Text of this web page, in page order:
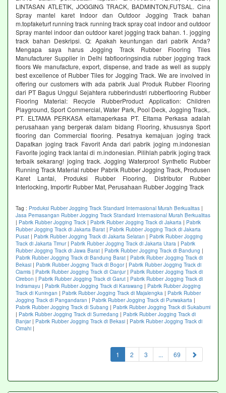
LINTASAN ATLETIK, JOGGING TRACK, BADMINTON,FUTSAL. Cina
Spray mantel karet Indoor dan Outdoor Jogging Track bahan
m.topfaketurf running track running track spray coat indoor and outdoor
Spray mantel indoor dan outdoor karet jogging track bahan. 1. jogging
track bahan Deskripsi. Q: Apakah keuntungan dari pabrik Anda?
Mengapa saya harus Jogging Track Rubber Flooring Tiles
Manufacturer Supplier in Delhi fabflooringsindia rubber jogging track
floors We manufacture, export, dispense, and trade as well as supply
best excellence of Rubber Tiles for Jogging Track. We are involved in
offering our customers with ada pabrik Jual Produk Rubber Flooring
dari PT Bagus Unggul Sejahtera rubberindustri rubberflooring Rubber
Flooring Material: Recycle RubberProduct Application: Children
Playground, Sport Commercial, Water Park, Pool Deck, Jogging Track,.
PT. ELTAMA PERKASA eltamaperkasa PT. Eltama Perkasa adalah
perusahaan yang bergerak dalam bidang Flooring, khususnya Sport
flooring dan Commercial flooring. Pesatnya kemajuan joging track
Dapatkan joging track Favorit Anda dari pabrik joging m.indonesian
Favorite joging track lantai di m.indonesian. Pilihlah pabrik joging track
terbaik sekarang! joging track. Jogging Waterproof Synthetic Rubber
Running Track Material rubber Pabrik Rubber Jogging Track, Produsen
Karet Lantai, Produksi Rubber Flooring, Distributor Rubber
Interlocking, Importir Rubber Mat, Perusahaan Rubber Jogging Track
Tag : Produksi Rubber Jogging Track Standard Internasional Murah Berkualitas |
Jasa Pemasangan Rubber Jogging Track Standard Internasional Murah Berkualitas
| Pabrik Rubber Jogging Track | Pabrik Rubber Jogging Track di Jakarta | Pabrik
Rubber Jogging Track di Jakarta Barat | Pabrik Rubber Jogging Track di Jakarta
Pusat | Pabrik Rubber Jogging Track di Jakarta Selatan | Pabrik Rubber Jogging
Track di Jakarta Timur| Pabrik Rubber Jogging Track di Jakarta Utara | Pabrik
Rubber Jogging Track di Jawa Barat | Pabrik Rubber Jogging Track di Bandung |
Pabrik Rubber Jogging Track di Bandung Barat | Pabrik Rubber Jogging Track di
Bekasi | Pabrik Rubber Jogging Track di Bogor| Pabrik Rubber Jogging Track di
Ciamis | Pabrik Rubber Jogging Track di Cianjur| Pabrik Rubber Jogging Track di
Cirebon | Pabrik Rubber Jogging Track di Garut | Pabrik Rubber Jogging Track di
Indramayu | Pabrik Rubber Jogging Track di Karawang | Pabrik Rubber Jogging
Track di Kuningan | Pabrik Rubber Jogging Track di Majalengka | Pabrik Rubber
Jogging Track di Pangandaran | Pabrik Rubber Jogging Track di Purwakarta |
Pabrik Rubber Jogging Track di Subang | Pabrik Rubber Jogging Track di Sukabumi
| Pabrik Rubber Jogging Track di Sumedang | Pabrik Rubber Jogging Track di
Banjar| Pabrik Rubber Jogging Track di Bekasi | Pabrik Rubber Jogging Track di
Cimahi |
1 (current)
2 3 ... 69